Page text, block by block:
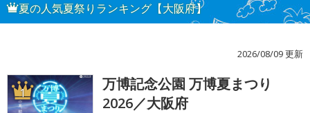
夏の人気夏祭りランキング【大阪府】
2026/08/09 更新
1
万博記念公園 万博夏まつり
2026／大阪府